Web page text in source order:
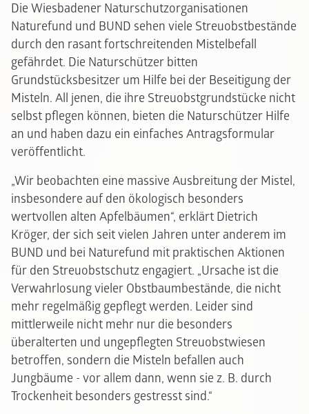
Die Wiesbadener Naturschutzorganisationen
Naturefund und BUND sehen viele Streuobstbestände
durch den rasant fortschreitenden Mistelbefall
gefährdet. Die Naturschützer bitten
Grundstücksbesitzer um Hilfe bei der Beseitigung der
Misteln. All jenen, die ihre Streuobstgrundstücke nicht
selbst pflegen können, bieten die Naturschützer Hilfe
an und haben dazu ein einfaches Antragsformular
veröffentlicht.
„Wir beobachten eine massive Ausbreitung der Mistel,
insbesondere auf den ökologisch besonders
wertvollen alten Apfelbäumen“, erklärt Dietrich
Kröger, der sich seit vielen Jahren unter anderem im
BUND und bei Naturefund mit praktischen Aktionen
für den Streuobstschutz engagiert. „Ursache ist die
Verwahrlosung vieler Obstbaumbestände, die nicht
mehr regelmäßig gepflegt werden. Leider sind
mittlerweile nicht mehr nur die besonders
überalterten und ungepflegten Streuobstwiesen
betroffen, sondern die Misteln befallen auch
Jungbäume - vor allem dann, wenn sie z. B. durch
Trockenheit besonders gestresst sind.“